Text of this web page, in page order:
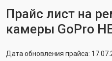
Прайс лист на
камеры GoPro
Дата обновления прайса: